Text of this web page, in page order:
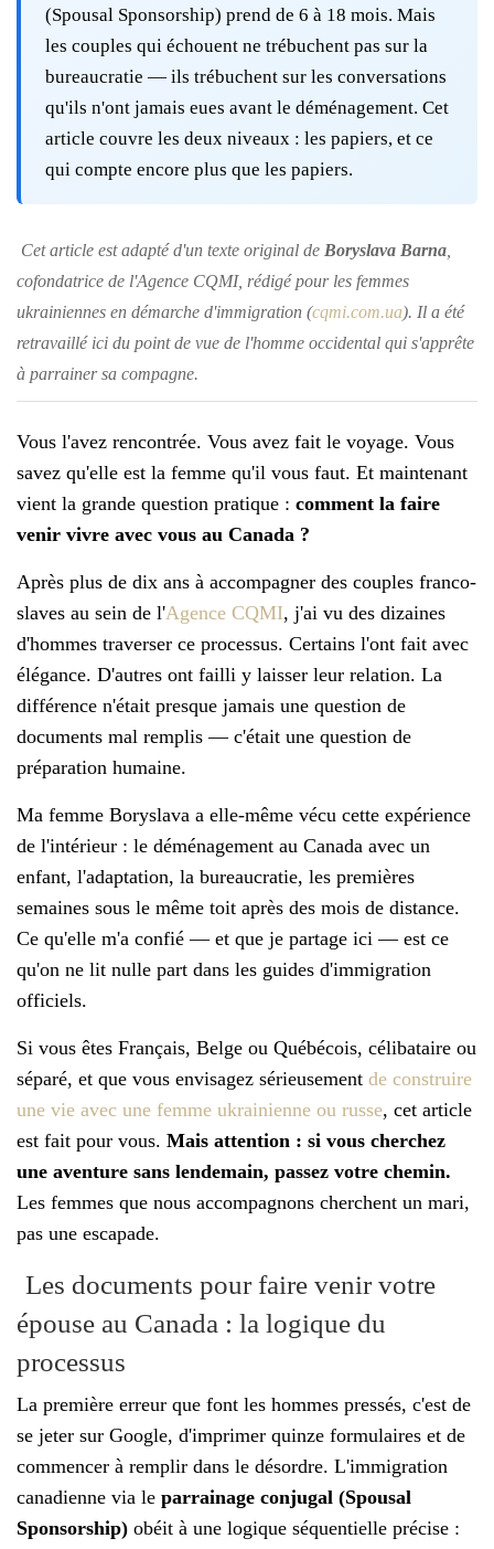
(Spousal Sponsorship) prend de 6 à 18 mois. Mais
les couples qui échouent ne trébuchent pas sur la
bureaucratie — ils trébuchent sur les conversations
qu'ils n'ont jamais eues avant le déménagement. Cet
article couvre les deux niveaux : les papiers, et ce
qui compte encore plus que les papiers.
Cet article est adapté d'un texte original de Boryslava Barna
cofondatrice de l'Agence CQMI, rédigé pour les femmes
ukrainiennes en démarche d'immigration (cqmi.com.ua). Il a été
retravaillé ici du point de vue de l'homme occidental qui s'apprête
à parrainer sa compagne.
Vous l'avez rencontrée. Vous avez fait le voyage. Vous
savez qu'elle est la femme qu'il vous faut. Et maintenant
vient la grande question pratique : comment la faire
venir vivre avec vous au Canada ?
Après plus de dix ans à accompagner des couples franco-
slaves au sein de l'Agence CQMI, j'ai vu des dizaines
d'hommes traverser ce processus. Certains l'ont fait avec
élégance. D'autres ont failli y laisser leur relation. La
différence n'était presque jamais une question de
documents mal remplis — c'était une question de
préparation humaine.
Ma femme Boryslava a elle-même vécu cette expérience
de l'intérieur : le déménagement au Canada avec un
enfant, l'adaptation, la bureaucratie, les premières
semaines sous le même toit après des mois de distance.
Ce qu'elle m'a confié — et que je partage ici — est ce
qu'on ne lit nulle part dans les guides d'immigration
officiels.
Si vous êtes Français, Belge ou Québécois, célibataire ou
séparé, et que vous envisagez sérieusement de construire
une vie avec une femme ukrainienne ou russe, cet article
est fait pour vous. Mais attention : si vous cherchez
une aventure sans lendemain, passez votre chemin.
Les femmes que nous accompagnons cherchent un mari,
pas une escapade.
Les documents pour faire venir votre
épouse au Canada : la logique du
processus
La première erreur que font les hommes pressés, c'est de
se jeter sur Google, d'imprimer quinze formulaires et de
commencer à remplir dans le désordre. L'immigration
canadienne via le parrainage conjugal (Spousal
Sponsorship) obéit à une logique séquentielle précise :